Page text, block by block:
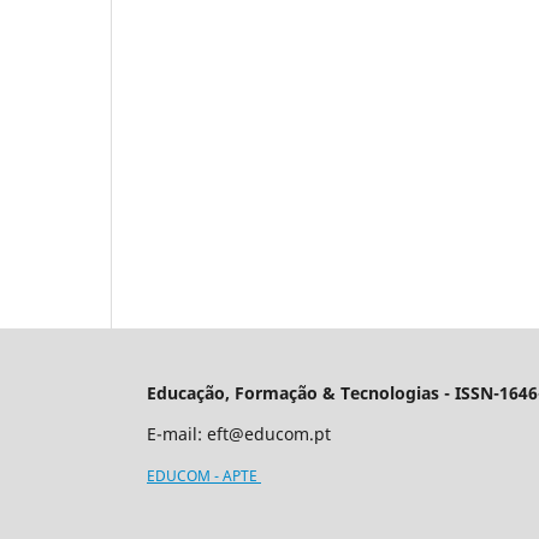
Educação, Formação & Tecnologias - ISSN-
E-mail: eft@educom.pt
EDUCOM - APTE